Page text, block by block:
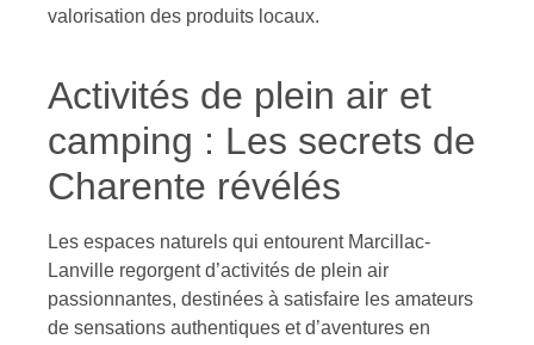
valorisation des produits locaux.
Activités de plein air et
camping : Les secrets de
Charente révélés
Les espaces naturels qui entourent Marcillac-
Lanville regorgent d’activités de plein air
passionnantes, destinées à satisfaire les amateurs
de sensations authentiques et d’aventures en